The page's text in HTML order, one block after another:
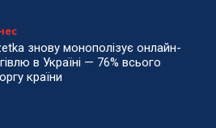
знову монополізує онлайн-
в Україні — 76% всього
країни